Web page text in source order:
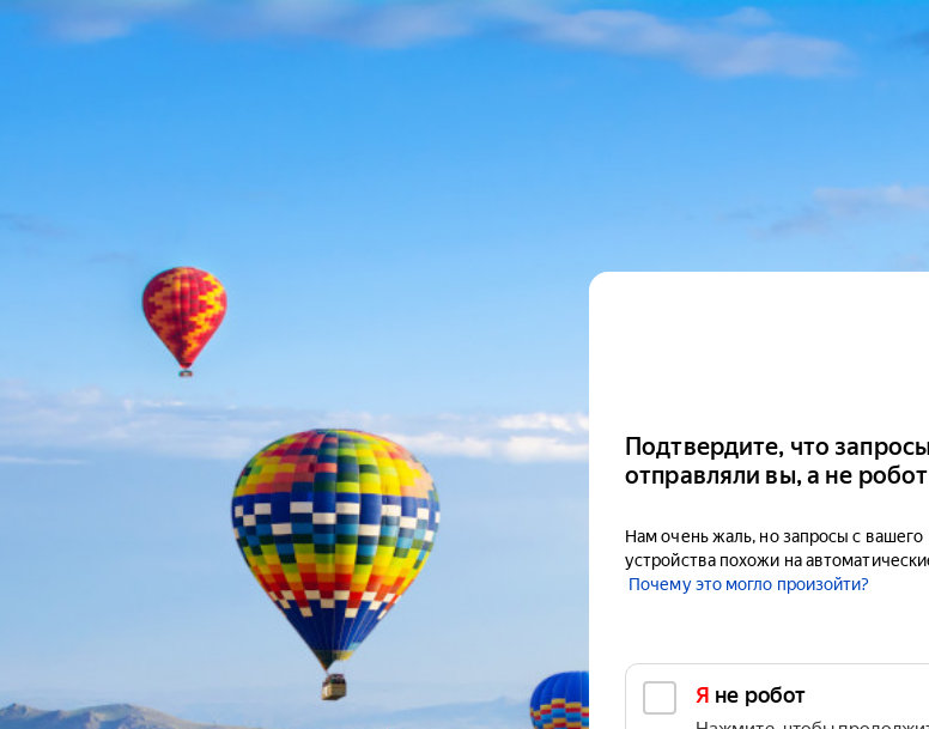
Подтвердите, что запросы
отправляли вы, а не робот
Нам очень жаль, но запросы с вашего
устройства похожи на
Почему это могло произойти?
Я не робот